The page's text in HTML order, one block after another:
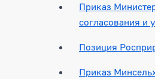
Приказ
согласования и
Позиция
Приказ